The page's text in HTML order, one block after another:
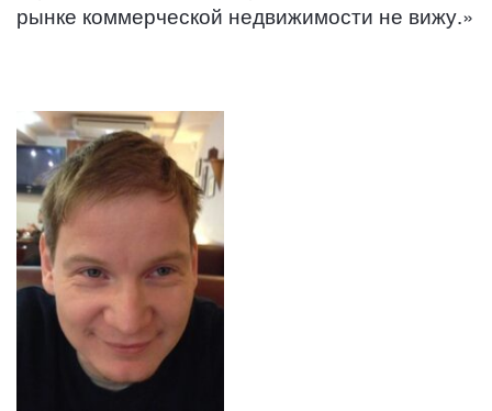
рынке коммерческой недвижимости не вижу.»